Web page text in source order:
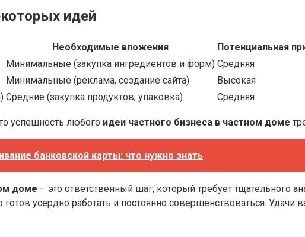
идей
Необходимые вложения Потенциальная
Минимальные (закупка ингредиентов и форм) Средняя
Минимальные (реклама, создание сайта) Высокая
Средние (закупка продуктов, упаковка) Средняя
успешность любого идеи частного бизнеса в частном доме
банковской карты: что нужно знать
доме – это ответственный шаг, который требует тщательного
готов усердно работать и постоянно совершенствоваться. Удачи